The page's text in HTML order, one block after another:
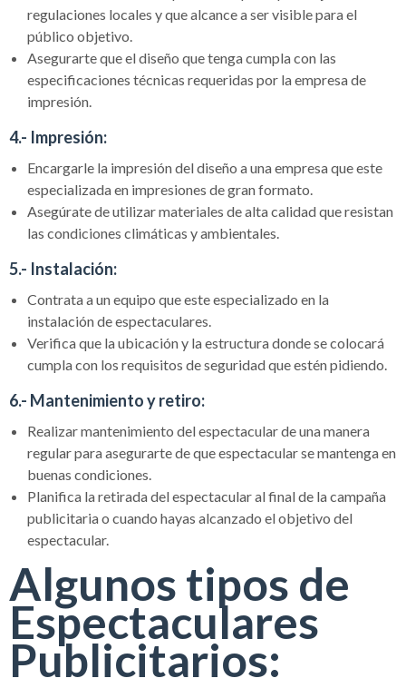
regulaciones locales y que alcance a ser visible para el
público objetivo.
Asegurarte que el diseño que tenga cumpla con las
especificaciones técnicas requeridas por la empresa de
impresión.
4.- Impresión:
Encargarle la impresión del diseño a una empresa que este
especializada en impresiones de gran formato.
Asegúrate de utilizar materiales de alta calidad que resistan
las condiciones climáticas y ambientales.
5.- Instalación:
Contrata a un equipo que este especializado en la
instalación de espectaculares.
Verifica que la ubicación y la estructura donde se colocará
cumpla con los requisitos de seguridad que estén pidiendo.
6.- Mantenimiento y retiro:
Realizar mantenimiento del espectacular de una manera
regular para asegurarte de que espectacular se mantenga en
buenas condiciones.
Planifica la retirada del espectacular al final de la campaña
publicitaria o cuando hayas alcanzado el objetivo del
espectacular.
Algunos tipos de
Espectaculares
Publicitarios: